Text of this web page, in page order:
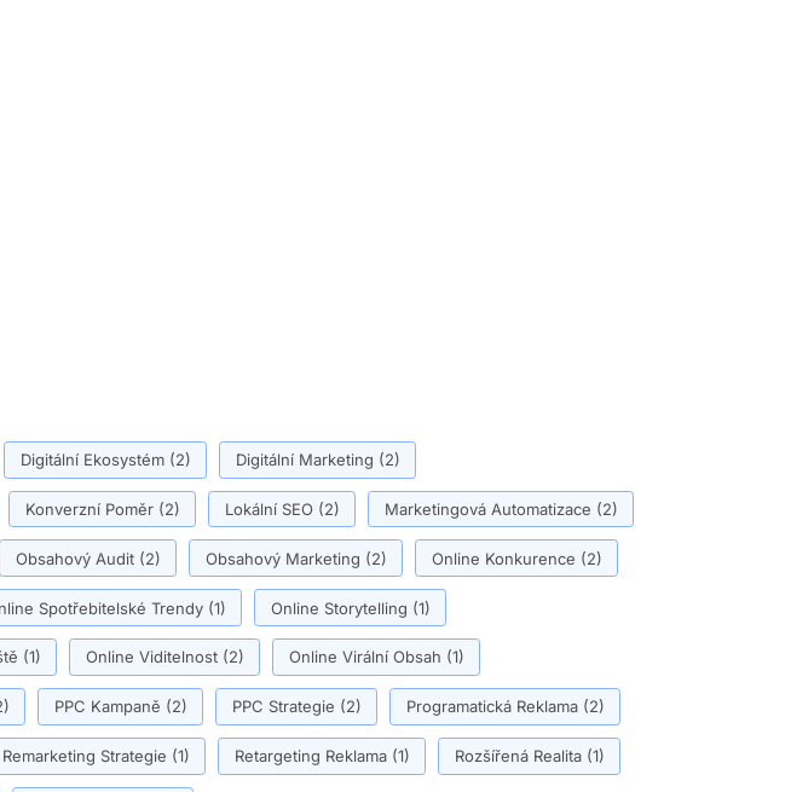
Digitální Ekosystém(2) Digitální Marketing (2)
Konverzní Poměr(2) Lokální SEO(2) Marketingová Automatizace (2)
Obsahový Audit(2) Obsahový Marketing (2) Online Konkurence (2)
Spotřebitelské Trendy(1) Online Storytelling (1)
(1) Online Viditelnost(2) Online Virální Obsah (1)
PPC Kampaně (2) PPC Strategie (2) Programatická Reklama(2)
Remarketing Strategie (1) Retargeting Reklama(1) Rozšířená Realita(1)